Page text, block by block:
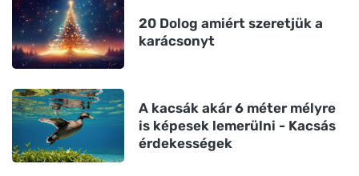
20 Dolog amiért szeretjük a
karácsonyt
A kacsák akár 6 méter mélyre
is képesek lemerülni - Kacsás
érdekességek